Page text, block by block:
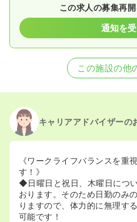
この求人の募集再
通知を
この施設の他
キャリアアドバイザーの
《ワークライフバランスを重
す！》
◆日曜日と祝日、木曜日につ
おります。そのため日勤のみ
りますので、体力的に無理す
可能です！